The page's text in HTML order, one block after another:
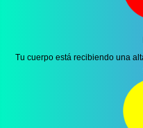
Tu cuerpo está recibiendo una